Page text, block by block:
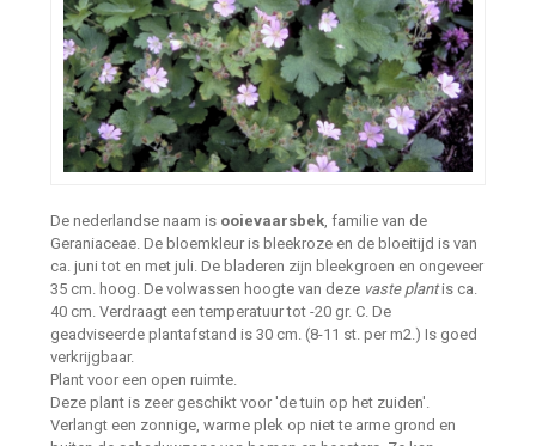
De nederlandse naam is ooievaarsbek, familie van de
Geraniaceae. De bloemkleur is bleekroze en de bloeitijd is van
ca. juni tot en met juli. De bladeren zijn bleekgroen en ongeveer
35 cm. hoog. De volwassen hoogte van deze vaste plantis ca.
40 cm. Verdraagt een temperatuur tot -20 gr. C. De
geadviseerde plantafstand is 30 cm. (8-11 st. per m2.) Is goed
verkrijgbaar.
Plant voor een open ruimte.
Deze plant is zeer geschikt voor 'de tuin op het zuiden'.
Verlangt een zonnige, warme plek op niet te arme grond en